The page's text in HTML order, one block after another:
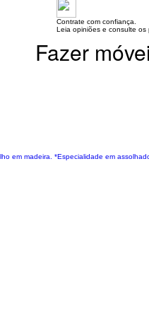
Contrate com confiança.
Leia opiniões e consulte os
Fazer
em madeira. *Especialidade em